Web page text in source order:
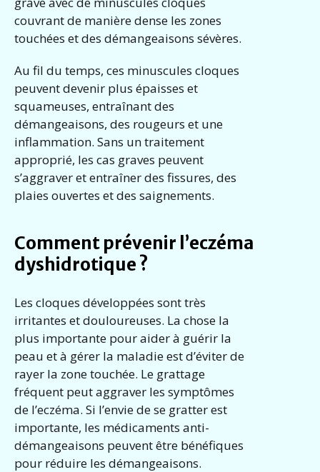
couvrant de manière dense les zones
touchées et des démangeaisons sévères.
Au fil du temps, ces minuscules cloques
peuvent devenir plus épaisses et
squameuses, entraînant des
démangeaisons, des rougeurs et une
inflammation. Sans un traitement
approprié, les cas graves peuvent
s’aggraver et entraîner des fissures, des
plaies ouvertes et des saignements.
Comment prévenir l’eczéma
dyshidrotique ?
Les cloques développées sont très
irritantes et douloureuses. La chose la
plus importante pour aider à guérir la
peau et à gérer la maladie est d’éviter de
rayer la zone touchée. Le grattage
fréquent peut aggraver les symptômes
de l’eczéma. Si l’envie de se gratter est
importante, les médicaments anti-
démangeaisons peuvent être bénéfiques
pour réduire les démangeaisons.